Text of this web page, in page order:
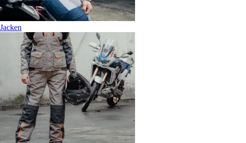
Jacken